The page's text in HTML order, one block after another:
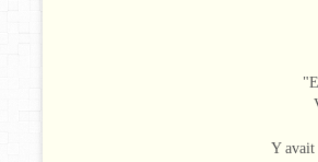
Y avait